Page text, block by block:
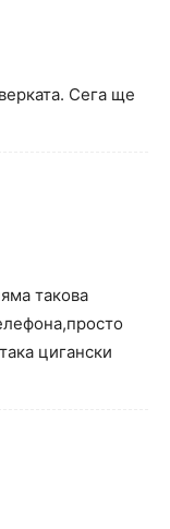
Сега ще
такова
цигански